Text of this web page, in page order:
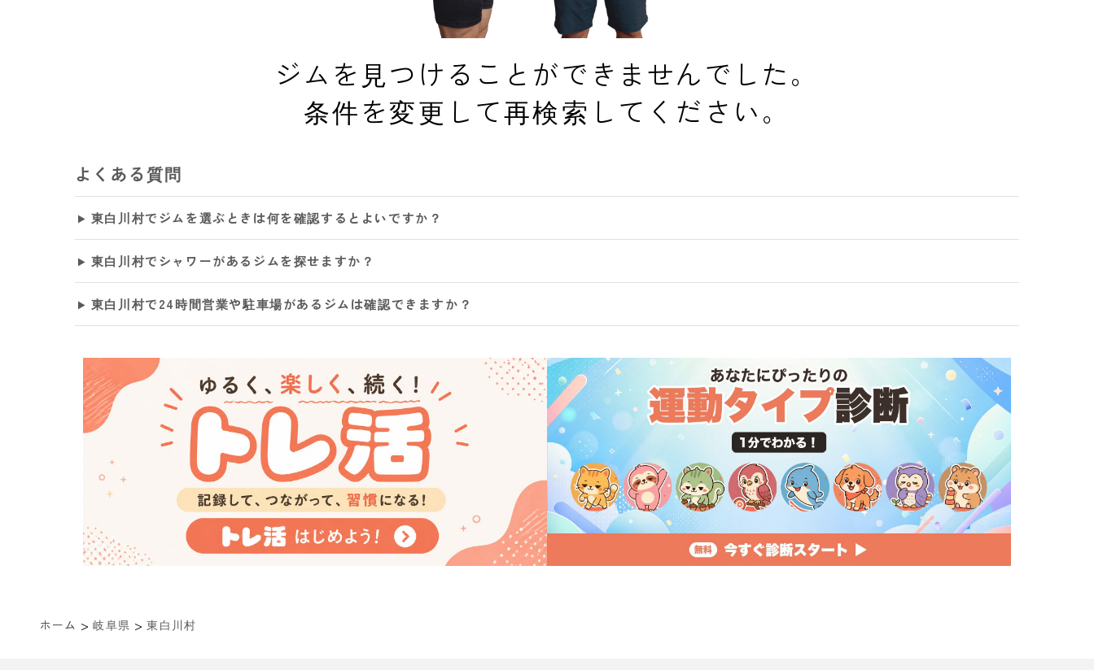
ジムを見つけることができませんでした。
条件を変更して再検索してください。
よくある質問
東白川村でジムを選ぶときは何を確認するとよいですか？
東白川村でシャワーがあるジムを探せますか？
東白川村で24時間営業や駐車場があるジムは確認できますか？
ホーム > 岐阜県 > 東白川村